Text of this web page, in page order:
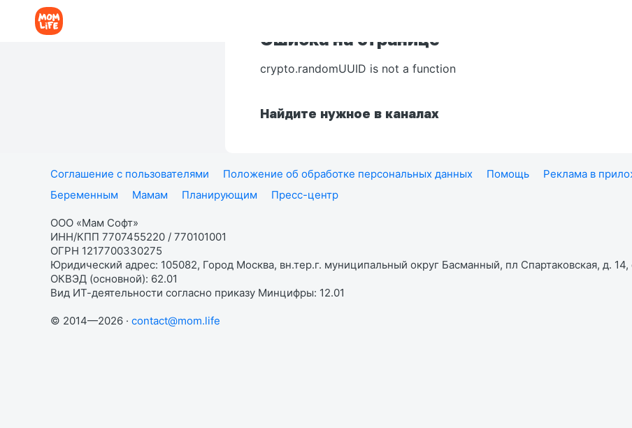
Ошибка на странице
crypto.randomUUID is not a function
Найдите нужное в каналах
Соглашение с пользователями Положение об обработке персональных данных Помощь Реклама в
Беременным
Мамам Планирующим Пресс-центр
ООО «Мам Софт»
ИНН/КПП 7707455220 / 770101001
ОГРН 1217700330275
Юридический адрес: 105082, Город Москва, вн.тер.г. муниципальный округ Басманный, пл Спартаковская, д.
ОКВЭД (основной): 62.01
Вид ИТ-деятельности согласно приказу Минцифры: 12.01
© 2014—2026 · contact@mom.life